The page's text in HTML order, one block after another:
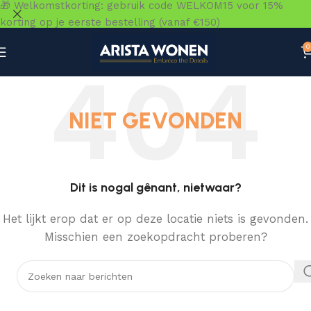
0
NIET GEVONDEN
Dit is nogal gênant, nietwaar?
Het lijkt erop dat er op deze locatie niets is gevonden.
Misschien een zoekopdracht proberen?
🎁 Welkomstkorting: gebruik code WELKOM15 voor 15%
korting op je eerste bestelling (vanaf €150)